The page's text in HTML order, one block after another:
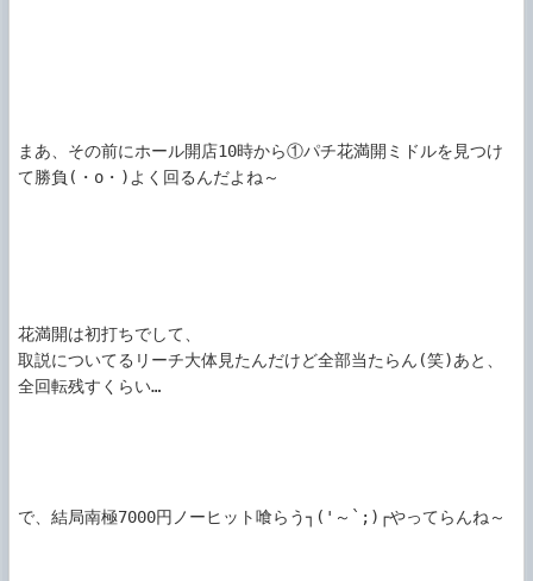
まあ、その前にホール開店10時から①パチ花満開ミドルを見つけ
て勝負(・o・)よく回るんだよね～
花満開は初打ちでして、
取説についてるリーチ大体見たんだけど全部当たらん(笑)あと、
全回転残すくらい…
で、結局南極7000円ノーヒット喰らう┐('～`;)┌やってらんね～